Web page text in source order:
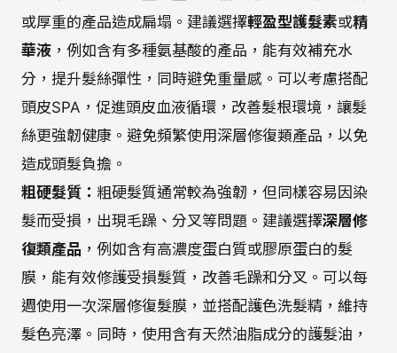
或厚重的產品造成扁塌。建議選擇輕盈型護髮素或精
華液 ，例如含有多種氨基酸的產品，能有效補充水
分，提升髮絲彈性，同時避免重量感。可以考慮搭配
頭皮SPA，促進頭皮血液循環，改善髮根環境，讓髮
絲更強韌健康。避免頻繁使用深層修復類產品，以免
造成頭髮負擔。
粗硬髮質： 粗硬髮質通常較為強韌，但同樣容易因染
髮而受損，出現毛躁、分叉等問題。建議選擇深層修
復類產品 ，例如含有高濃度蛋白質或膠原蛋白的髮
膜，能有效修護受損髮質，改善毛躁和分叉。可以每
週使用一次深層修復髮膜，並搭配護色洗髮精，維持
髮色亮澤。同時，使用含有天然油脂成分的護髮油，